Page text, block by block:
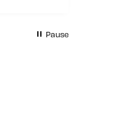
Pause